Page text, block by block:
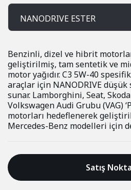
NANODRIVE ESTER
Benzinli, dizel ve hibrit
geliştirilmiş, tam sentetik ve
motor yağıdır. C3 5W-40
araçlar için NANODRIVE
sunar. Lamborghini, Seat,
Volkswagen Audi Grubu (VAG)
motorları hedeflenerek
Mercedes-Benz modelleri için
Satış